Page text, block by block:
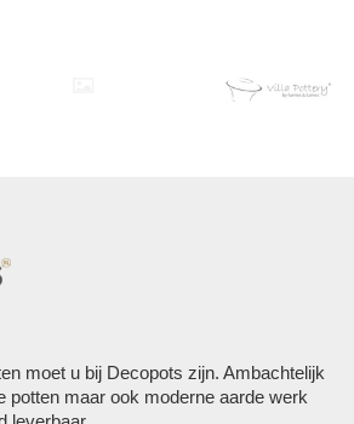
moet u bij Decopots zijn. Ambachtelijk
potten maar ook moderne aarde werk